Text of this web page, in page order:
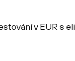
v EUR s